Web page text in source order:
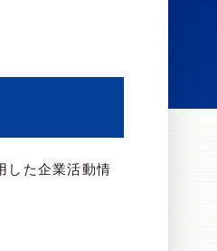
した企業活動情